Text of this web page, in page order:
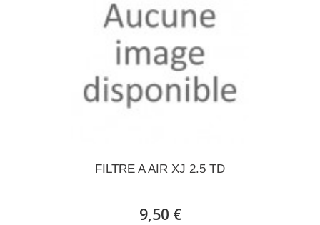
FILTRE A AIR XJ 2.5 TD
9,50 €